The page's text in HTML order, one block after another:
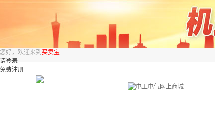
您好，欢迎来到 买卖宝
请登录
免费注册